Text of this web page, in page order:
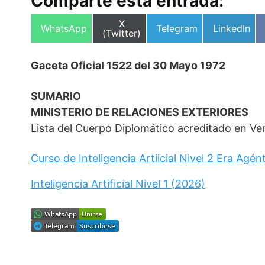
Compartir
WhatsApp
Compartir
en
X
(Twitter)
Compartir
Telegram
Compartir
LinkedIn
Gaceta Oficial 1522 del 30 Mayo 1972
SUMARIO
MINISTERIO DE RELACIONES EXTERIORES
Lista del Cuerpo Diplomático acreditado en
Curso de Inteligencia Artiicial Nivel 2 Era
Inteligencia Artificial Nivel 1 (2026)